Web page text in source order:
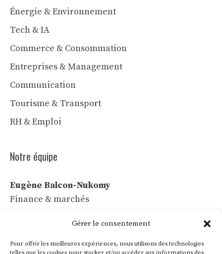
Gérer le consentement
Pour offrir les meilleures expériences, nous utilisons des technologies
Énergie & Environnement
Tech & IA
Commerce & Consommation
Entreprises & Management
Communication
Tourisme & Transport
RH & Emploi
Notre équipe
Eugène Balcon-Nukomy
Finance & marchés
Céline Vaubert
Léa Voss